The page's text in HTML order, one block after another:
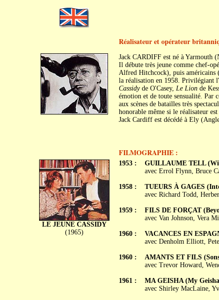
Réalisateur et opérateur
Jack CARDIFF est né à Yarmouth
Il débute très jeune comme chef-
Alfred Hitchcock), puis américains
la réalisation en 1958. Privilégiant
Cassidyde O'Casey, Le Lionde
émotion et de toute sensualité. Par
aux scènes de batailles très
honorable même si le réalisateur
Jack Cardiff est décédé à Ely
FILMOGRAPHIE :
LE JEUNE CASSIDY
(1965)
1953 :
1958 :
1959 :
1960 :
1960 :
1961 :
GUILLAUME TELL
avec Errol Flynn, Bruce
TUEURS À GAGES
avec Richard Todd,
FILS DE FORÇAT
avec Van Johnson, Vera
VACANCES EN
avec Denholm Elliott,
AMANTS ET FILS
avec Trevor Howard,
MA GEISHA (My
avec Shirley MacLaine,